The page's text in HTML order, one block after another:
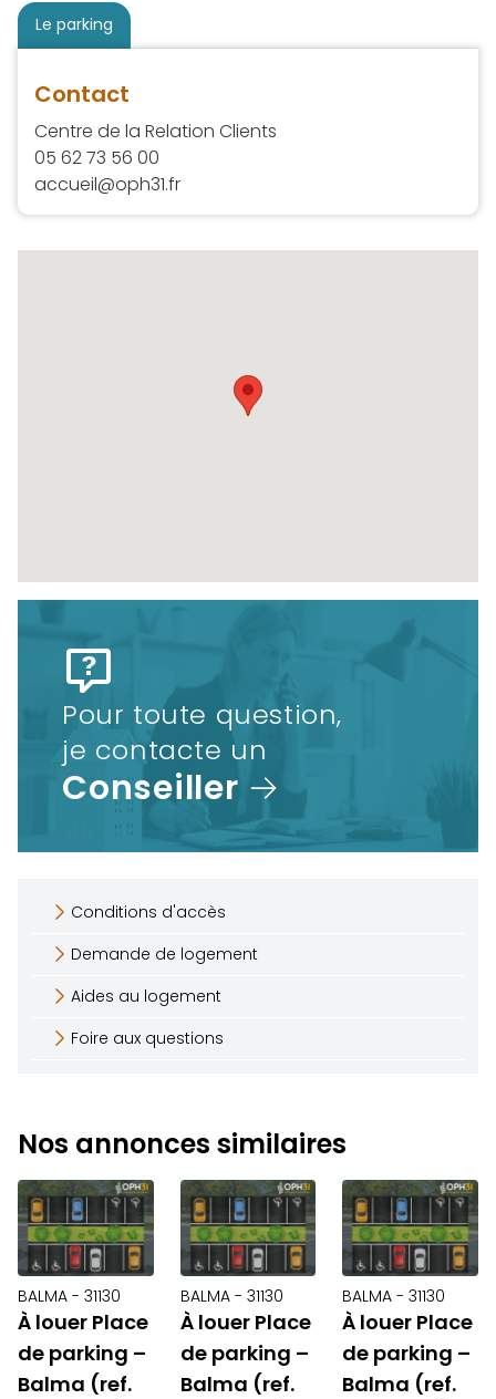
Le parking
Contact
Centre de la Relation Clients
05 62 73 56 00
accueil@oph31.fr
Pour toute question,
je contacte un
Conseiller
Conditions d'accès
Demande de logement
Aides au logement
Foire aux questions
Nos annonces similaires
BALMA - 31130
À louer Place
de parking –
Balma (ref.
BALMA - 31130
À louer Place
de parking –
Balma (ref.
BALMA - 31130
À louer Place
de parking –
Balma (ref.